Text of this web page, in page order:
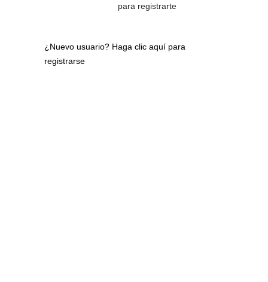
para registrarte
¿Nuevo usuario? Haga clic aquí para
registrarse